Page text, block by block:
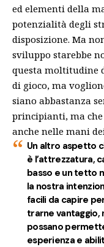
ed elementi della
potenzialità degli
disposizione. Ma
sviluppo starebbe
questa moltitudine
di gioco, ma
siano abbastanza
principianti, ma
anche nelle mani
Un altro aspetto
è l’attrezzatura,
basso e un tetto
la nostra
facili da capire
trarne vantaggio,
possano
esperienza e